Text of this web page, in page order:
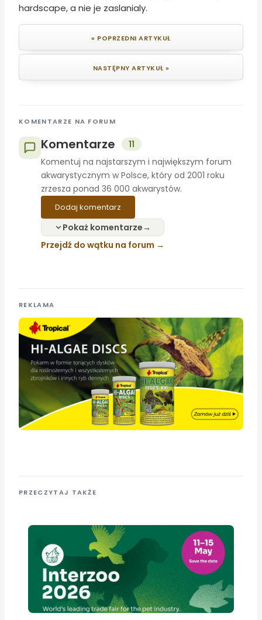
hardscape, a nie je zaslanialy.
« POPRZEDNI ARTYKUŁ
NASTĘPNY ARTYKUŁ »
KOMENTARZE NA FORUM
Komentarze
11
Komentuj na najstarszym i największym forum
akwarystycznym w Polsce, który od 2001 roku
zrzesza ponad 36 000 akwarystów.
Dodaj komentarz
Pokaż komentarze
Przejdź do wątku na forum
REKLAMA
PRZECZYTAJ TAKŻE